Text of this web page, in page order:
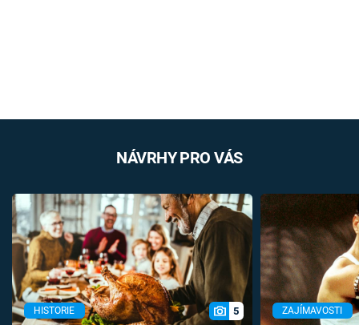
NÁVRHY PRO VÁS
HISTORIE 5 ZAJÍMAVOSTI